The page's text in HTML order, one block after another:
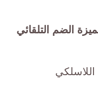
الضم التلقائي
اللاسلكي